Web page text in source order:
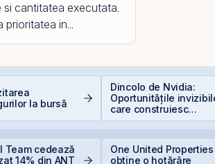
si cantitatea executata.
in...
la bursă
Dincolo de Nvidia:
Oportunitățile
care construiesc
viitorul AI
Team cedează
14% din ANT
One United Properties
obține o hotărâre